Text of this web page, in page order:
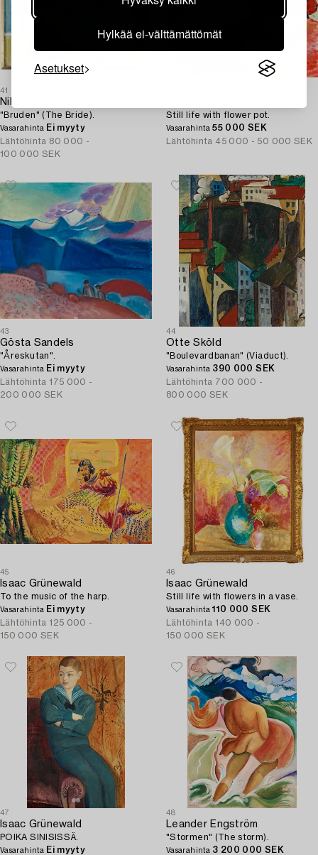
Hylkää ei-välttämättömät
Asetukset
41
Nils Nilsson
"Bruden" (The Bride).
Vasarahinta Ei myyty
Lähtöhinta 80 000 -
100 000 SEK
Still life with flower pot.
Vasarahinta55 000 SEK
Lähtöhinta 45 000 - 50 000 SEK
43
Gösta Sandels
"Åreskutan".
Vasarahinta Ei myyty
Lähtöhinta 175 000 -
200 000 SEK
44
Otte Sköld
"Boulevardbanan" (Viaduct).
Vasarahinta 390 000 SEK
Lähtöhinta 700 000 -
800 000 SEK
45
Isaac Grünewald
To the music of the harp.
Vasarahinta Ei myyty
Lähtöhinta 125 000 -
150 000 SEK
46
Isaac Grünewald
Still life with flowers in a vase.
Vasarahinta110 000 SEK
Lähtöhinta 140 000 -
150 000 SEK
47
Isaac Grünewald
POIKA SINISISSÄ.
Vasarahinta Ei myyty
48
Leander Engström
"Stormen" (The storm).
Vasarahinta 3 200 000 SEK